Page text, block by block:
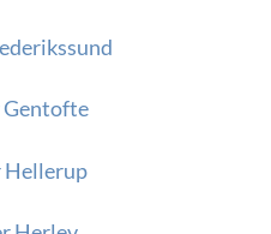
Hellerup